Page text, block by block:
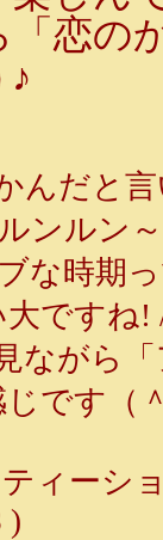
「恋の
だと言
ンルン
時期っ
ですね!
がら「
です（
ィーシ
)